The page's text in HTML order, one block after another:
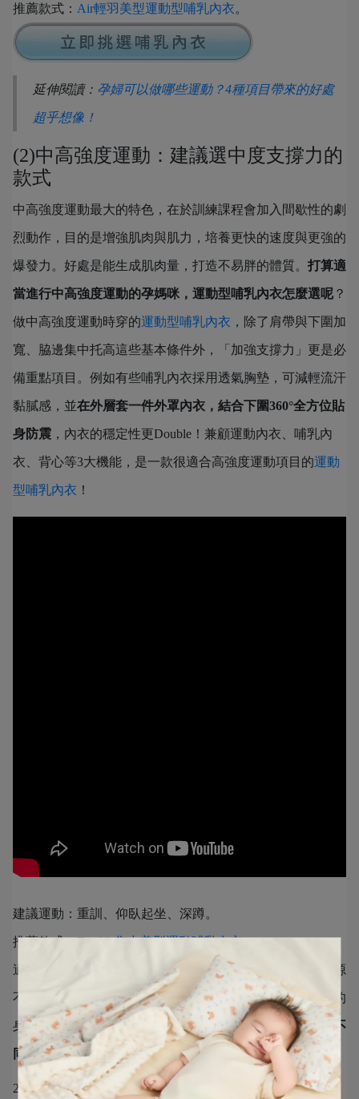
推薦款式： Air輕羽美型運動型哺乳內衣。
延伸閱讀： 孕婦可以做哪些運動？4種項目帶來的好處
超乎想像！
(2)中高強度運動：建議選中度支撐力的
款式
中高強度運動最大的特色，在於訓練課程會加入間歇性的劇
烈動作，目的是增強肌肉與肌力，培養更快的速度與更強的
爆發力。好處是能生成肌肉量，打造不易胖的體質。 打算適
當進行中高強度運動的孕媽咪，運動型哺乳內衣怎麼選呢 ？
做中高強度運動時穿的運動型哺乳內衣 ，除了肩帶與下圍加
寬、脇邊集中托高這些基本條件外，「加強支撐力」更是必
備重點項目。例如有些哺乳內衣採用透氣胸墊，可減輕流汗
黏膩感，並在外層套一件外罩內衣，結合下圍360°全方位貼
身防震 ，內衣的穩定性更Double！兼顧運動內衣、哺乳內
衣、背心等3大機能，是一款很適合高強度運動項目的運動
型哺乳內衣 ！
建議運動：重訓、仰臥起坐、深蹲。
推薦款式：Double集中美型運動哺乳內衣。
適當轉換不同的運動類型與強度搭配，不但能讓新鮮感源源
不斷，也可以讓孕媽咪養出美麗好體質，同時雕塑出曼妙的
身體曲線！建議孕媽咪 入手1、2件運動型哺乳內衣，針對不
同的運動強度更換 ，美胸也美型！
2.3D立體無縫成型：保護乳房避免激烈晃動